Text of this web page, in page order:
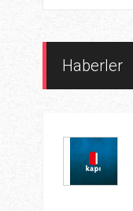
Haberler